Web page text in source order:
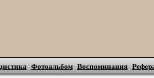
Фотоальбом Воспоминания